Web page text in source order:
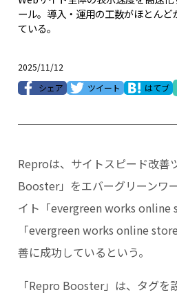
ール。導入・運用の工数がほとん
ている。
2025/11/12
シェア
ツイート はてブ
Reproは、サイトスピード改善
Booster」をエバーグリーンワ
イト「evergreen works online
「evergreen works online
善に成功しているという。
「Repro Booster」は、タグを